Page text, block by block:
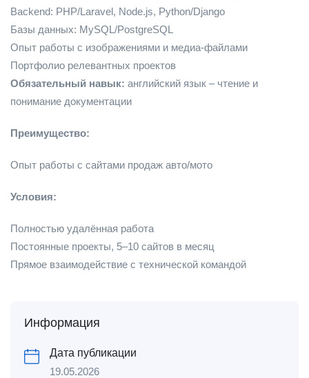
Backend: PHP/Laravel, Node.js, Python/Django
Базы данных: MySQL/PostgreSQL
Опыт работы с изображениями и медиа-файлами
Портфолио релевантных проектов
Обязательный навык: английский язык – чтение и
понимание документации
Преимущество:
Опыт работы с сайтами продаж авто/мото
Условия:
Полностью удалённая работа
Постоянные проекты, 5–10 сайтов в месяц
Прямое взаимодействие с технической командой
Информация
Дата публикации
19.05.2026